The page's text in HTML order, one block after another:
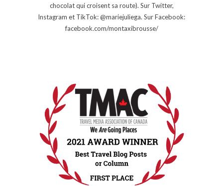
chocolat qui croisent sa route). Sur Twitter,
Instagram et TikTok: @mariejuliega. Sur Facebook:
facebook.com/montaxibrousse/